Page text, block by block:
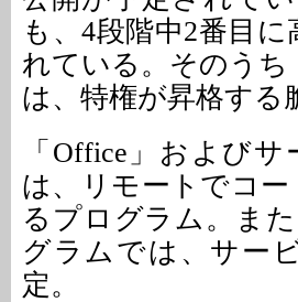
も、4段階中2番目
れている。そのうち
は、特権が昇格する
「Office」および
は、リモートでコ
るプログラム。ま
グラムでは、サー
定。